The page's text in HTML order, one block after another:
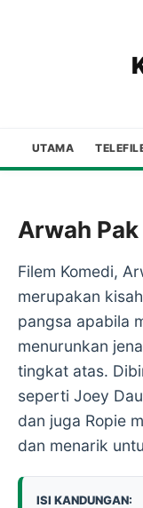
UTAMA
Arwah
Filem Komedi,
merupakan
pangsa apabila
menurunkan
tingkat atas.
seperti Joey
dan juga Ropie
dan menarik
ISI KANDUNGAN: